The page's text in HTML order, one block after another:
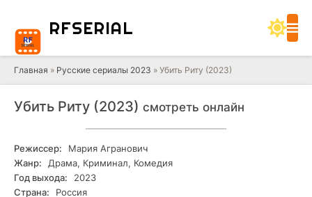
RFSERIAL
Главная » Русские сериалы 2023 » Убить Риту (2023)
Убить Риту (2023) смотреть онлайн
Режиссер:
Мария Агранович
Жанр:
Драма, Криминал, Комедия
Год выхода:
2023
Страна:
Россия